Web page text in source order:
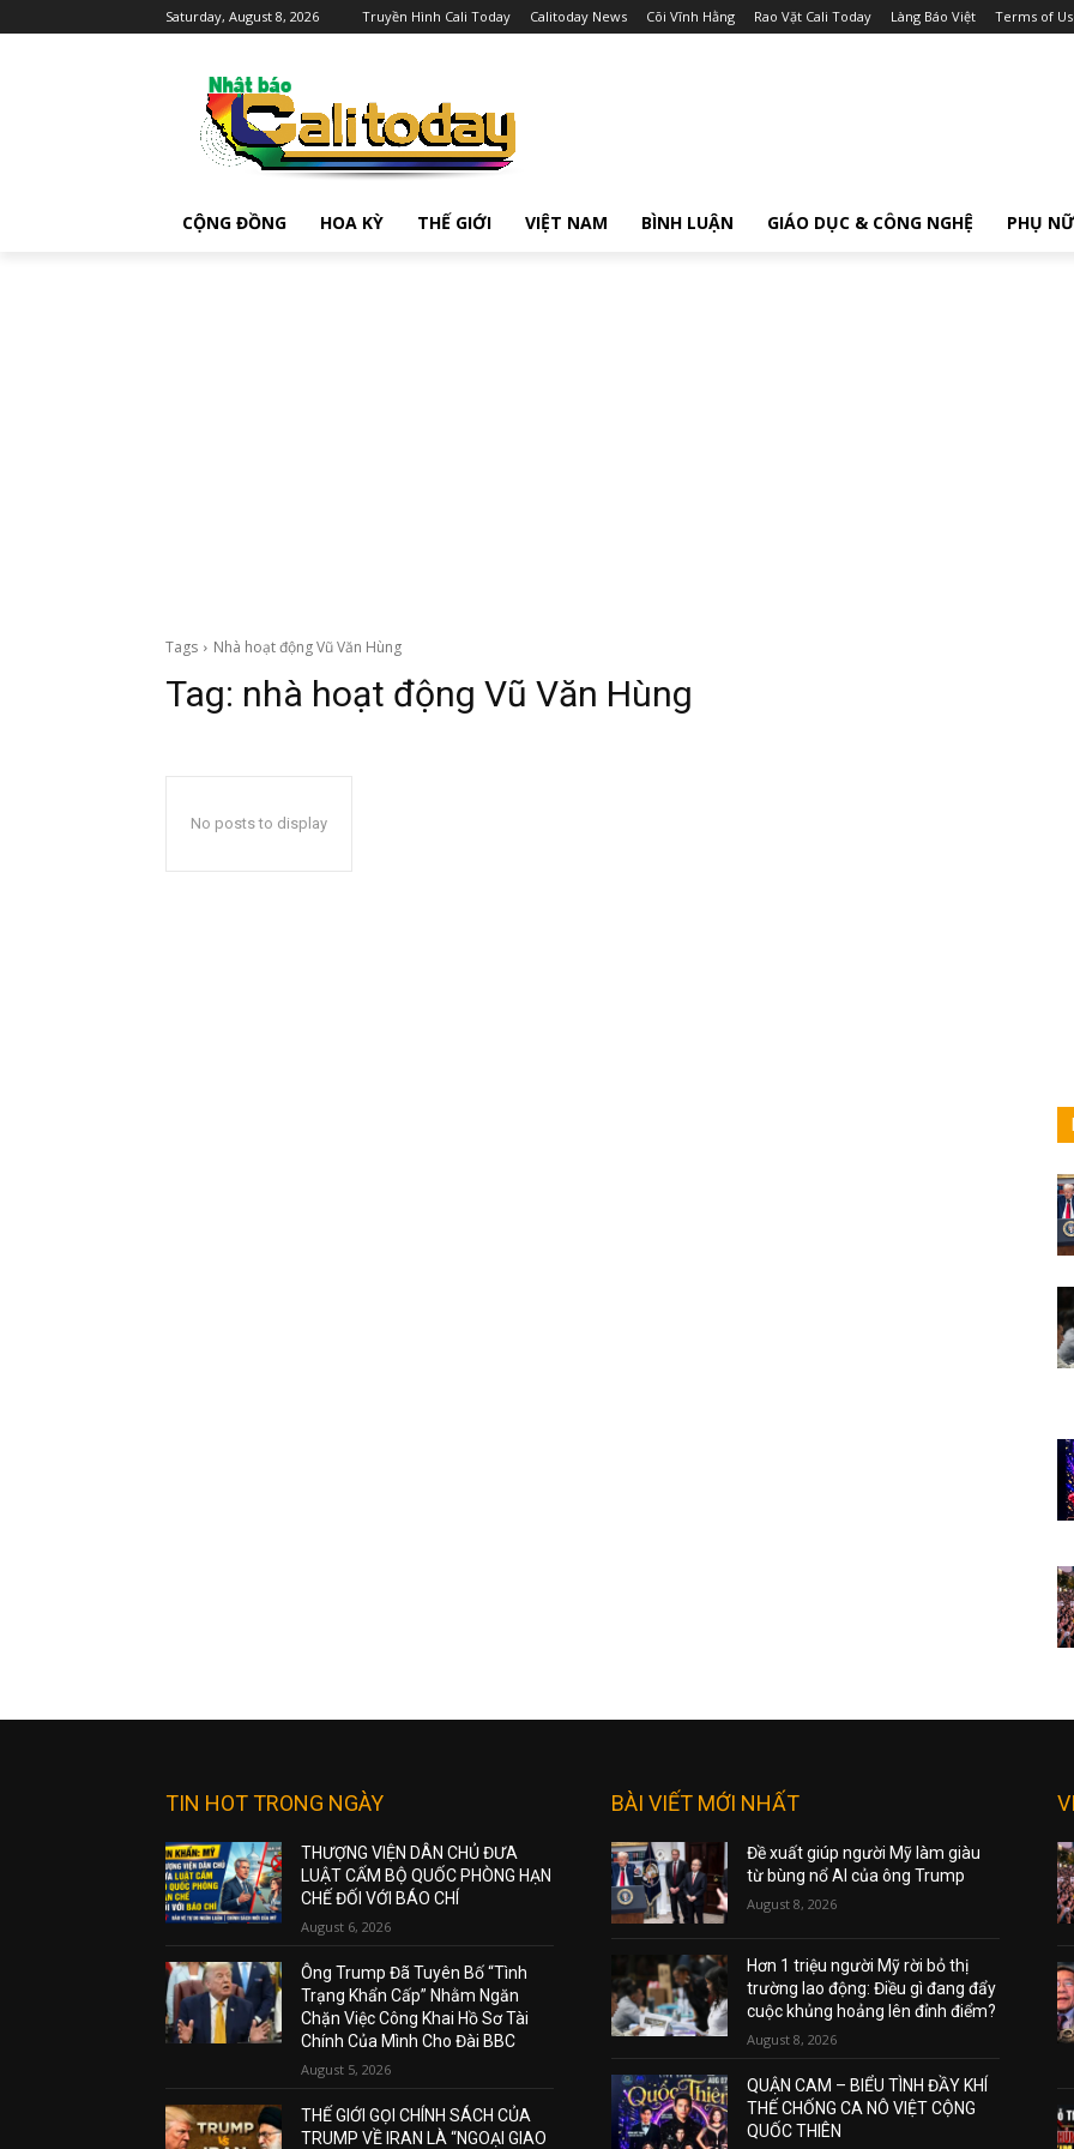
Saturday, August 8, 2026 Truyền Hình Cali Today Calitoday News Cõi Vĩnh Hằng Rao Vặt Cali Today Làng Báo Việt Terms of
CỘNG ĐỒNG HOA KỲ THẾ GIỚI VIỆT NAM BÌNH LUẬN GIÁO DỤC & CÔNG NGHỆ PHỤ NỮ
Tags Nhà hoạt động Vũ Văn Hùng
Tag: nhà hoạt động Vũ Văn Hùng
No posts to display
TIN HOT TRONG NGÀY
THƯỢNG VIỆN DÂN CHỦ ĐƯA
LUẬT CẤM BỘ QUỐC PHÒNG HẠN
CHẾ ĐỐI VỚI BÁO CHÍ
August 6, 2026
Ông Trump Đã Tuyên Bố “Tình
Trạng Khẩn Cấp” Nhằm Ngăn
Chặn Việc Công Khai Hồ Sơ Tài
Chính Của Mình Cho Đài BBC
August 5, 2026
THẾ GIỚI GỌI CHÍNH SÁCH CỦA
TRUMP VỀ IRAN LÀ “NGOẠI GIAO
BÀI VIẾT MỚI NHẤT
Đề xuất giúp người Mỹ làm giàu
từ bùng nổ AI của ông Trump
August 8, 2026
Hơn 1 triệu người Mỹ rời bỏ thị
trường lao động: Điều gì đang đẩy
cuộc khủng hoảng lên đỉnh điểm?
August 8, 2026
QUẬN CAM – BIỂU TÌNH ĐẦY KHÍ
THẾ CHỐNG CA NÔ VIỆT CỘNG
QUỐC THIÊN